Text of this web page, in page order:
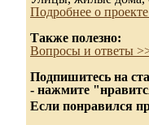
Подробнее о
Также полезно:
Вопросы и ответы
Подпишитесь на
- нажмите
Если понравился